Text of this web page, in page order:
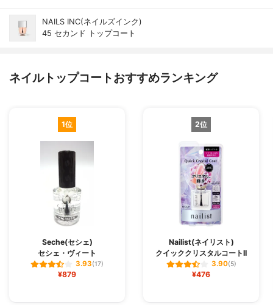
NAILS INC(ネイルズインク)
45 セカンド トップコート
ネイルトップコートおすすめランキング
1位
Seche(セシェ)
セシェ・ヴィート
3.93(17)
¥879
2位
Nailist(ネイリスト)
クイッククリスタルコートII
3.90(5)
¥476